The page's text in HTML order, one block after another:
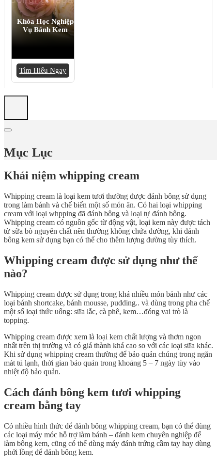
Khóa Học Nghiệp
Vụ Bánh Kem
Tìm Hiểu Ngay
Mục Lục
Khái niệm whipping cream
Whipping cream là loại kem tươi thường được đánh bông sử dụng
trong làm bánh và chế biến một số món ăn. Có hai loại whipping
cream với loại whpping đã đánh bông và loại tự đánh bông.
Whipping cream có nguồn gốc từ động vật, loại kem này được tách
từ sữa bò nguyên chất nên thường không chứa đường, khi đánh
bông kem sử dụng bạn có thể cho thêm lượng đường tùy thích.
Whipping cream được sử dụng như thế
nào?
Whipping cream được sử dụng trong khá nhiều món bánh như các
loại bánh shortcake, bánh mousse, pudding.. và dùng trong pha chế
một số loại thức uống: sữa lắc, cà phê, kem…đóng vai trò là
topping.
Whipping cream được xem là loại kem chất lượng và thơm ngon
nhất trên thị trường và có giá thành khá cao so với các loại sữa khác.
Khi sử dụng whipping cream thường để bảo quản chúng trong ngăn
mát tủ lạnh, thời gian bảo quản trong khoảng 5 – 7 ngày tùy vào
nhiệt độ bảo quản.
Cách đánh bông kem tươi whipping
cream bằng tay
Có nhiều hình thức để đánh bông whipping cream, bạn có thể dùng
các loại máy móc hỗ trợ làm bánh – đánh kem chuyên nghiệp để
làm bông kem, cũng có thể dùng máy đánh trứng cầm tay hay dùng
phới lồng để đánh bông kem.